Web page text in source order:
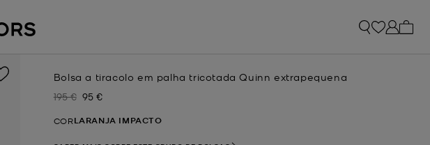
Bolsa a tiracolo em palha tricotada Quinn extrapequena
Era
195 € Agora
95 €
CORLARANJA IMPACTO